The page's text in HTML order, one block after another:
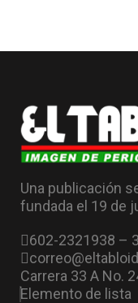
Una publicación
fundada el 19 de
602-2321938 –
Carrera 33 A No.
Elemento de lista